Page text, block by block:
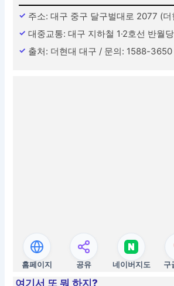
주소: 대구 중구 달구벌대로 2077 (더
대중교통: 대구 지하철 1·2호선 반월
출처: 더현대 대구 / 문의: 1588-3650
홈페이지 공유 네이버지도 구
여기서 또 뭐 하지?